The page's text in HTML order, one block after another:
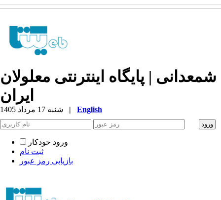
شمعدانی | پایگاه اینترنتی معلولان
ایران
| English
ورود خودکار
ثبت نام
بازیابی رمز عبور